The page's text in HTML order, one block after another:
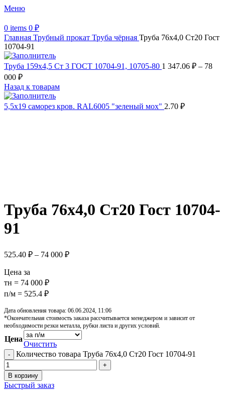
Меню
0 items 0 ₽
Главная Трубный прокат Труба чёрная Труба 76х4,0 Ст20 Гост
10704-91
Труба 159х4,5 Ст 3 ГОСТ 10704-91, 10705-80 1 347.06 ₽ – 78
000 ₽
Назад к товарам
5,5х19 cаморез кров. RAL6005 "зеленый мох" 2.70 ₽
Труба 76х4,0 Ст20 Гост 10704-
91
525.40 ₽ – 74 000 ₽
Цена за
тн = 74 000 ₽
п/м = 525.4 ₽
Дата обновления товара: 06.06.2024, 11:06
*Окончательная стоимость заказа рассчитывается менеджером и зависит от
необходимости резки металла, рубки листа и других условий.
Цена
Очистить
Количество товара Труба 76х4,0 Ст20 Гост 10704-91
В корзину
Быстрый заказ